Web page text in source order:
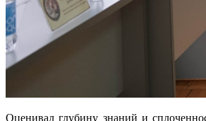
Оценивал глубину знаний и